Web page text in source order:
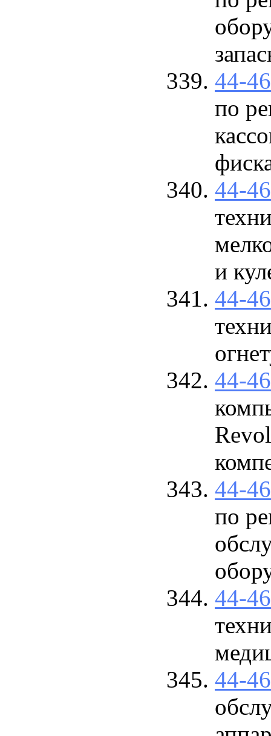
44-
по
44-
и
44-
44-
44-
по
44-
44-